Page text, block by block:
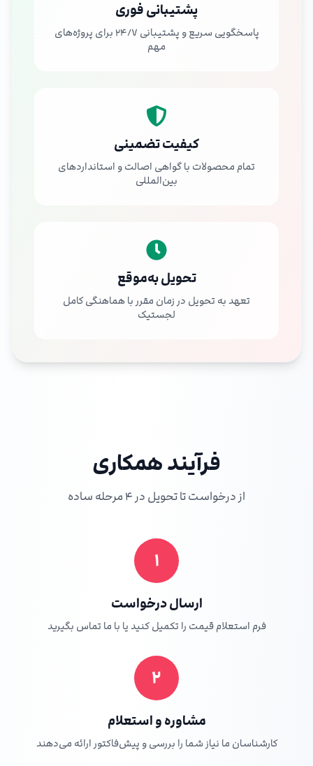
پشتیبانی فوری
پاسخگویی سریع و پشتیبانی ۲۴/۷ برای پروژه‌های
مهم
کیفیت تضمینی
تمام محصولات با گواهی اصالت و استانداردهای
بین‌المللی
تحویل به‌موقع
تعهد به تحویل در زمان مقرر با هماهنگی کامل
لجستیک
فرآیند همکاری
از درخواست تا تحویل در ۴ مرحله ساده
۱
ارسال درخواست
فرم استعلام قیمت را تکمیل کنید یا با ما تماس بگیرید
۲
مشاوره و استعلام
کارشناسان ما نیاز شما را بررسی و پیش‌فاکتور ارائه می‌دهند